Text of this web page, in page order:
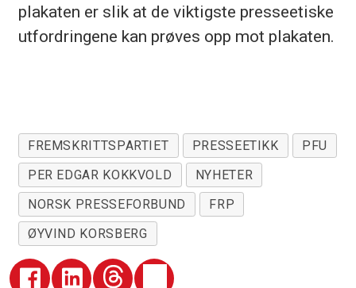
plakaten er slik at de viktigste presseetiske
utfordringene kan prøves opp mot plakaten.
FREMSKRITTSPARTIET PRESSEETIKK
PFU
PER EDGAR KOKKVOLD
NYHETER
NORSK PRESSEFORBUND
FRP
ØYVIND KORSBERG